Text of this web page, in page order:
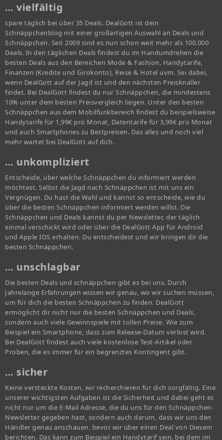
… vielfältig
spare täglich bei über 35 Deals. DealGott ist dein
Schnäppchenblog mit einer großartigen Auswahl an Deals und
Schnäppchen. Seit 2009 sind es nun schon weit mehr als 100.000
Deals. In den täglichen Deals findest du im Handumdrehen die
besten Deals aus den Bereichen Mode & Fashion, Handytarife,
Finanzen (Kredite und Girokonto), Reise & Hotel uvm. Sei dabei,
wenn DealGott auf der Jagd ist und den nächsten Preisknaller
findet. Bei DealGott findest du nur Schnäppchen, die mindestens
10% unter dem besten Preisvergleich liegen. Unter den besten
Schnäppchen aus dem Mobilfunkbereich findest du beispielsweise
Handytarife für 1,99€ pro Monat, Datentarife für 3,99€ pro Monat
und auch Smartphones zu Bestpreisen. Das alles und noch viel
mehr wartet bei DealGott auf dich.
… unkompliziert
Entscheide, über welche Schnäppchen du informiert werden
möchtest. Selbst die Jagd nach Schnäppchen ist mit uns ein
Vergnügen. Du hast die Wahl und kannst so entscheide, wie du
über die besten Schnäppchen informiert werden willst. Die
Schnäppchen und Deals kannst du per Newsletter, der täglich
einmal verschickt wird oder über die DealGott App für Android
und Apple IOS erhalten. Du entscheidest und wir bringen dir die
besten Schnäppchen.
… unschlagbar
Die besten Deals und schnäppchen gibt es bei uns. Durch
Jahrelange Erfahrungen wissen wir genau, wo wir suchen müssen,
um für dich die besten Schnäppchen zu finden. DealGott
ermöglicht dir nicht nur die besten Schnäppchen und Deals,
sondern auch viele Gewinnspiele mit tollen Preise. Wie zum
Beispiel ein Smartphone, dass zum Release-Datum verlost wird.
Bei DealGott findest auch viele kostenlose Test-Artikel oder
Proben, die es immer für ein begrenztes Kontingent gibt.
… sicher
Keine versteckte Kosten, wir recherchieren für dich sorgfältig. Eine
unserer wichtigsten Aufgaben ist die Sicherheit und dabei geht es
nicht nur um die E-Mail Adresse, die du uns für den Schnäppchen-
Newsletter gegeben hast, sondern auch darum, dass wir uns den
Händler genau anschauen, bevor wir über einen Deal von Diesem
berichten. Das kann zum Beispiel ein Handytarif sein, bei dem im